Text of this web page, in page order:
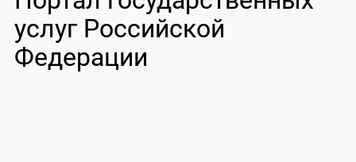
услуг Российской
Федерации